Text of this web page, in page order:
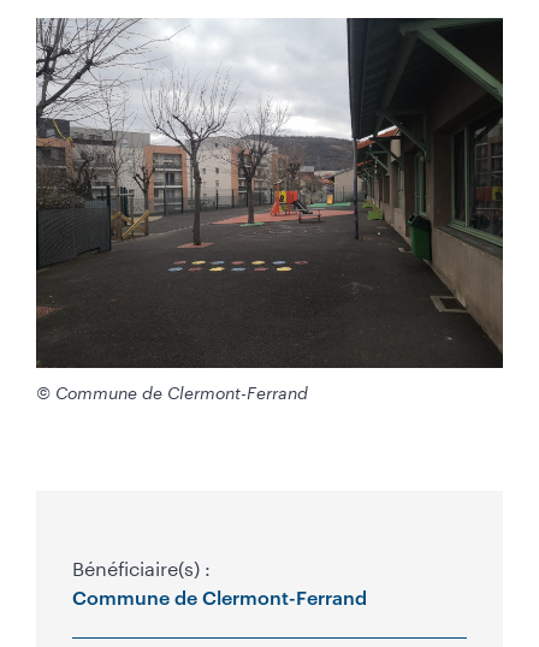
l
e
(
g
a
u
c
e
)
© Commune de Clermont-Ferrand
P
r
Bénéficiaire(s) :
Commune de Clermont-Ferrand